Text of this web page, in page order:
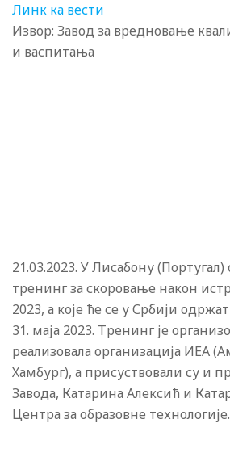
Линк ка вести
Извор: Завод за вредновање
и васпитања
21.03.2023. У Лисабону
тренинг за скоровање након
2023, а које ће се у Србији
31. маја 2023. Тренинг је
реализовала организација ИЕА
Хамбург), а присуствовали су и
Завода, Катарина Алексић и
Центра за образовне технологије.